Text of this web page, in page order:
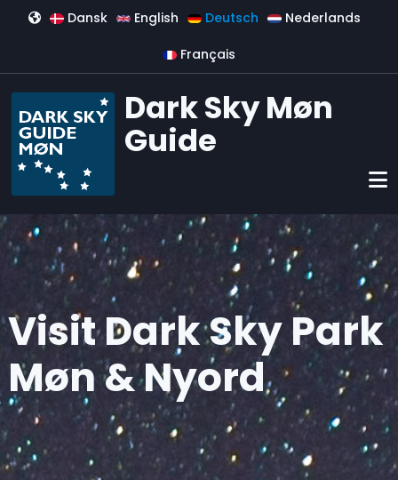
Direkt zum Inhalt
Dansk English Deutsch Nederlands
Français
Dark Sky Møn
Guide
Visit Dark Sky Park
Møn & Nyord